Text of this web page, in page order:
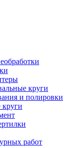
круги
и полировки
работ